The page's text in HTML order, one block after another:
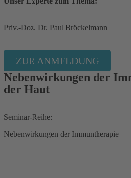
Priv.-Doz. Dr. Paul Bröckelmann
ZUR ANMELDUNG
Nebenwirkungen der
der Haut
Seminar-Reihe:
Nebenwirkungen der Immuntherapie